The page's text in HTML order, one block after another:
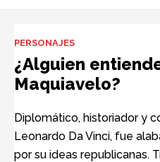
PERSONAJES
¿Alguien
Maquiavelo?
Diplomático, historiador y
Leonardo Da Vinci, fue
por su ideas republicanas.